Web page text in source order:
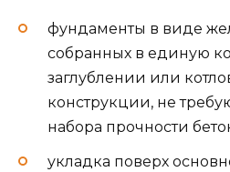
фундаменты в виде
собранных в единую
заглублении или
конструкции, не
набора прочности
укладка поверх